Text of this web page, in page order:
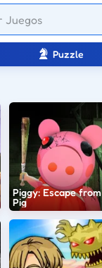
Puzzle
Piggy: Escape from
Pig